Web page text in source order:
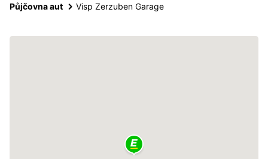
Půjčovna aut Visp Zerzuben Garage